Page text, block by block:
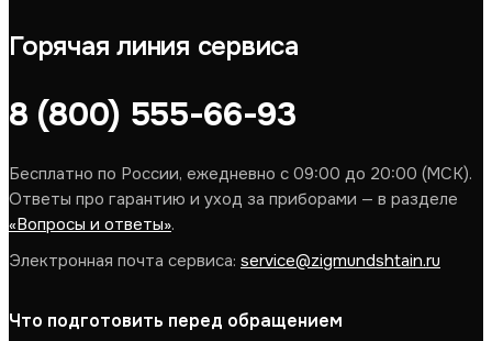
Горячая линия сервиса
8 (800) 555-66-93
Бесплатно по России, ежедневно с 09:00 до 20:00 (МСК).
Ответы про гарантию и уход за приборами — в разделе
«Вопросы и ответы».
Электронная почта сервиса: service@zigmundshtain.ru
Что подготовить перед обращением